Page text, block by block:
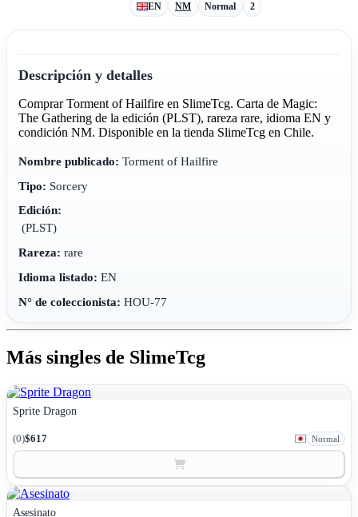
EN NM Normal 2
Descripción y detalles
Comprar Torment of Hailfire en SlimeTcg. Carta de Magic:
The Gathering de la edición (PLST), rareza rare, idioma EN y
condición NM. Disponible en la tienda SlimeTcg en Chile.
Nombre publicado: Torment of Hailfire
Tipo: Sorcery
Edición:
(PLST)
Rareza: rare
Idioma listado: EN
N° de coleccionista: HOU-77
Más singles de SlimeTcg
Sprite Dragon
(0)$617 Normal
Asesinato